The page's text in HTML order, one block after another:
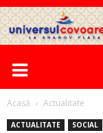
Acasă Actualitate
ACTUALITATE SOCIAL